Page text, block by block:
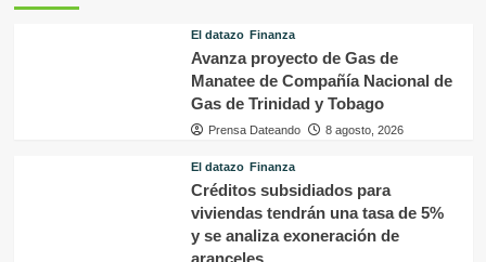
El datazo Finanza
Avanza proyecto de Gas de
Manatee de Compañía Nacional de
Gas de Trinidad y Tobago
Prensa Dateando 8 agosto, 2026
El datazo Finanza
Créditos subsidiados para
viviendas tendrán una tasa de 5%
y se analiza exoneración de
aranceles